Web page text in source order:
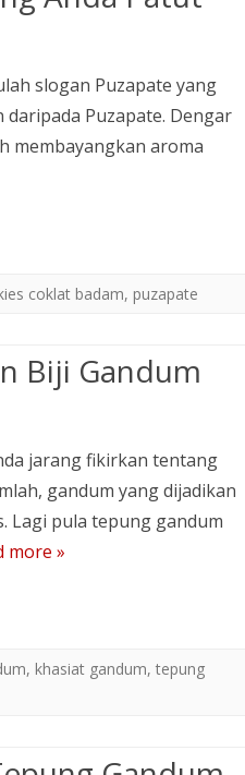
slogan Puzapate yang
Puzapate. Dengar
membayangkan aroma
coklat badam, puzapate
Biji Gandum
jarang fikirkan tentang
gandum yang dijadikan
Lagi pula tepung gandum
more »
, khasiat gandum, tepung